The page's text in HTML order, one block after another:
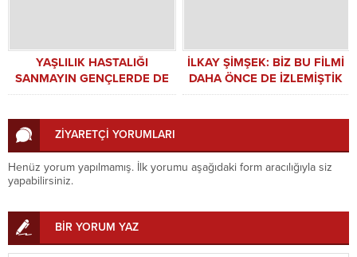
YAŞLILIK HASTALIĞI
SANMAYIN GENÇLERDE DE
GÖRÜLÜYOR
İLKAY ŞİMŞEK: BİZ BU FİLMİ
DAHA ÖNCE DE İZLEMİŞTİK
ZİYARETÇİ YORUMLARI
Henüz yorum yapılmamış. İlk yorumu aşağıdaki form aracılığıyla siz
yapabilirsiniz.
BİR YORUM YAZ